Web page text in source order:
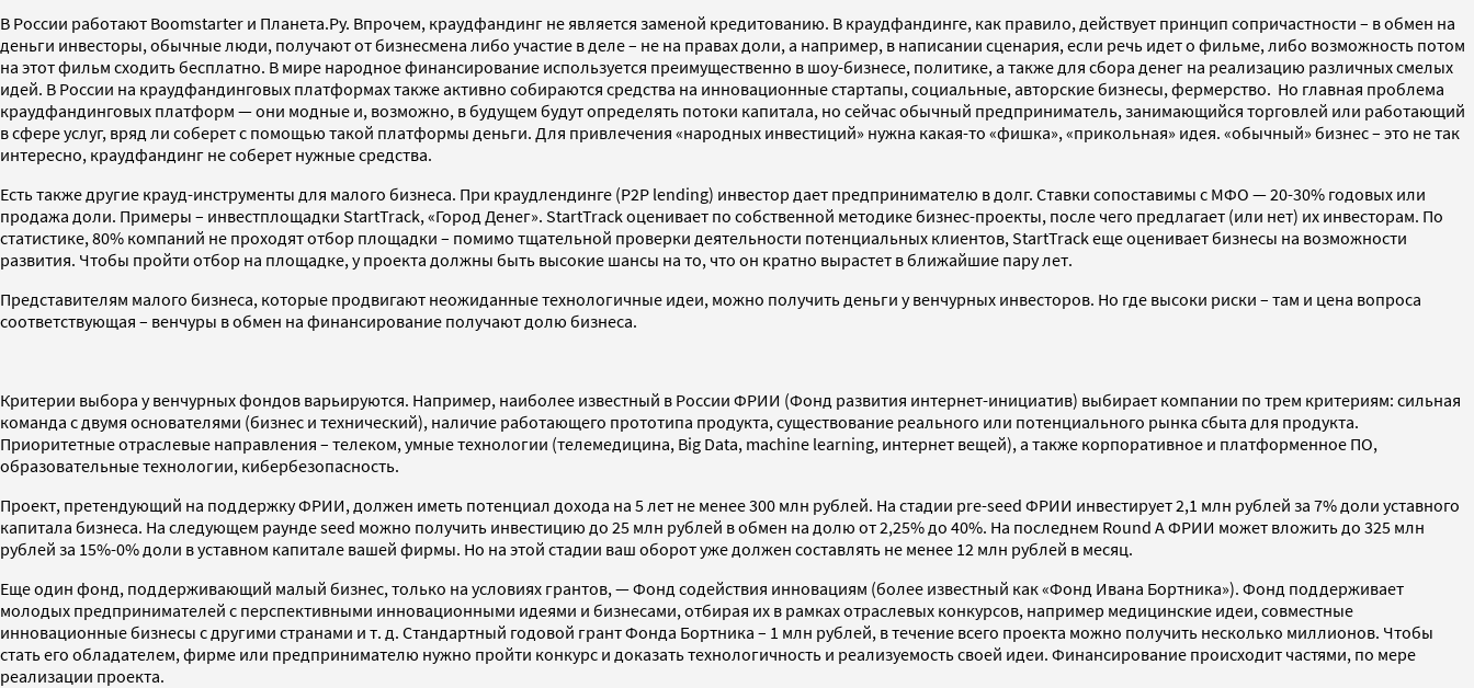
В России работают Boomstarter и Планета.Ру. Впрочем, краудфандинг не является заменой кредитованию. В краудфандинге, как правило, действует принцип сопричастности – в обмен на
деньги инвесторы, обычные люди, получают от бизнесмена либо участие в деле – не на правах доли, а например, в написании сценария, если речь идет о фильме, либо возможность потом
на этот фильм сходить бесплатно. В мире народное финансирование используется преимущественно в шоу-бизнесе, политике, а также для сбора денег на реализацию различных смелых
идей. В России на краудфандинговых платформах также активно собираются средства на инновационные стартапы, социальные, авторские бизнесы, фермерство. Но главная проблема
краудфандинговых платформ — они модные и, возможно, в будущем будут определять потоки капитала, но сейчас обычный предприниматель, занимающийся торговлей или работающий
в сфере услуг, вряд ли соберет с помощью такой платформы деньги. Для привлечения «народных инвестиций» нужна какая-то «фишка», «прикольная» идея. «обычный» бизнес – это не так
интересно, краудфандинг не соберет нужные средства.
Есть также другие крауд-инструменты для малого бизнеса. При краудлендинге (P2P lending) инвестор дает предпринимателю в долг. Ставки сопоставимы с МФО — 20-30% годовых или
продажа доли. Примеры – инвестплощадки StartTrack, «Город Денег». StartTrack оценивает по собственной методике бизнес-проекты, после чего предлагает (или нет) их инвесторам. По
статистике, 80% компаний не проходят отбор площадки – помимо тщательной проверки деятельности потенциальных клиентов, StartTrack еще оценивает бизнесы на возможности
развития. Чтобы пройти отбор на площадке, у проекта должны быть высокие шансы на то, что он кратно вырастет в ближайшие пару лет.
Представителям малого бизнеса, которые продвигают неожиданные технологичные идеи, можно получить деньги у венчурных инвесторов. Но где высоки риски – там и цена вопроса
соответствующая – венчуры в обмен на финансирование получают долю бизнеса.
Критерии выбора у венчурных фондов варьируются. Например, наиболее известный в России ФРИИ (Фонд развития интернет-инициатив) выбирает компании по трем критериям: сильная
команда с двумя основателями (бизнес и технический), наличие работающего прототипа продукта, существование реального или потенциального рынка сбыта для продукта.
Приоритетные отраслевые направления – телеком, умные технологии (телемедицина, Big Data, machine learning, интернет вещей), а также корпоративное и платформенное ПО,
образовательные технологии, кибербезопасность.
Проект, претендующий на поддержку ФРИИ, должен иметь потенциал дохода на 5 лет не менее 300 млн рублей. На стадии pre-seed ФРИИ инвестирует 2,1 млн рублей за 7% доли уставного
капитала бизнеса. На следующем раунде seed можно получить инвестицию до 25 млн рублей в обмен на долю от 2,25% до 40%. На последнем Round A ФРИИ может вложить до 325 млн
рублей за 15%-0% доли в уставном капитале вашей фирмы. Но на этой стадии ваш оборот уже должен составлять не менее 12 млн рублей в месяц.
Еще один фонд, поддерживающий малый бизнес, только на условиях грантов, — Фонд содействия инновациям (более известный как «Фонд Ивана Бортника»). Фонд поддерживает
молодых предпринимателей с перспективными инновационными идеями и бизнесами, отбирая их в рамках отраслевых конкурсов, например медицинские идеи, совместные
инновационные бизнесы с другими странами и т. д. Стандартный годовой грант Фонда Бортника – 1 млн рублей, в течение всего проекта можно получить несколько миллионов. Чтобы
стать его обладателем, фирме или предпринимателю нужно пройти конкурс и доказать технологичность и реализуемость своей идеи. Финансирование происходит частями, по мере
реализации проекта.